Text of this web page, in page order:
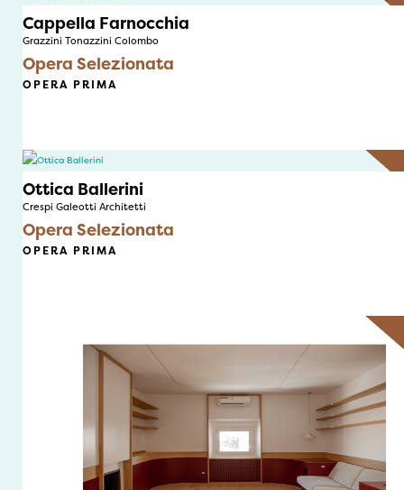
Cappella Farnocchia
Grazzini Tonazzini Colombo
Opera Selezionata
OPERA PRIMA
Ottica Ballerini
Crespi Galeotti Architetti
Opera Selezionata
OPERA PRIMA